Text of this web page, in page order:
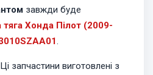
завжди буде
тяга Хонда Пілот (2009-
.
Ці запчастини виготовлені з